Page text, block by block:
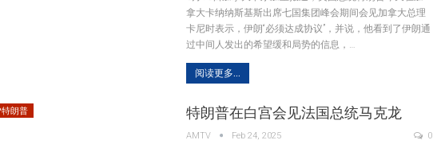
拿大卡纳纳斯基斯出席七国集团峰会期间会见加拿大总理
卡尼时表示，伊朗“必须达成协议”，并说，他看到了伊朗通
过中间人发出的希望缓和局势的信息，…
阅读更多...
朗普 特朗普在白宫会见法国总统马克龙
AMTV Feb 24, 2025 0